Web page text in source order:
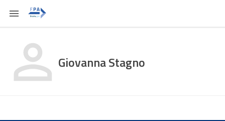
Giovanna Stagno